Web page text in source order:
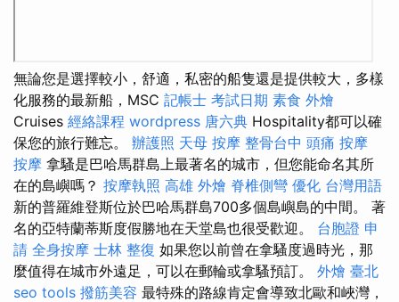
無論您是選擇較小，舒適，私密的船隻還是提供較大，多樣
化服務的最新船，MSC 記帳士 考試日期 素食 外燴
Cruises 經絡課程 wordpress 唐六典 Hospitality都可以確
保您的旅行難忘。 辦護照 天母 按摩 整骨台中 頭痛 按摩
按摩 拿騷是巴哈馬群島上最著名的城市，但您能命名其所
在的島嶼嗎？ 按摩執照 高雄 外燴 脊椎側彎 優化 台灣用語
新的普羅維登斯位於巴哈馬群島700多個島嶼島的中間。 著
名的亞特蘭蒂斯度假勝地在天堂島也很受歡迎。 台胞證 申
請 全身按摩 士林 整復 如果您以前曾在拿騷度過時光，那
麼值得在城市外遠足，可以在郵輪或拿騷預訂。 外燴 臺北
seo tools 撥筋美容 最特殊的路線肯定會導致北歐和峽灣，